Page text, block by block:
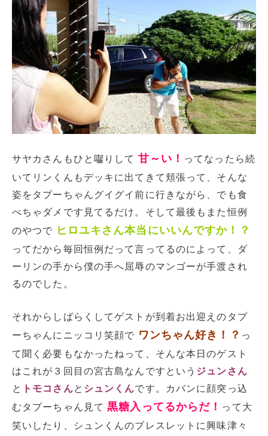
サヤカさんもひと囓りして 甘～い！ ってなったら続
いてリンくんもデッキに出てきて頬張って、そんな
姿をタプーちゃんグイグイ前に行きながら、でも食
べちゃダメです見てるだけ。そして最後もまた恒例
のやつで ヒロユキさん本当にいいんですか！？
ってだから毎回恒例だって言ってるのによって、ダ
ーリンの手から僕の手へ屈辱のマンゴーが手渡され
るのでした。
それからしばらくしてゲストが到着お出迎えのタプ
ーちゃんにニッコリ笑顔で ワンちゃん好き！？ っ
て聞く必要もなかったねって、そんな本日のゲスト
はこれが３回目の宮古島なんですという ジュンさん
と
トモコさんと シュンくんです。カバンに顔突っ込
むタプーちゃん見て黒糖入ってるからだ！ って大
笑いしたり、シュンくんのブレスレットに興味津々